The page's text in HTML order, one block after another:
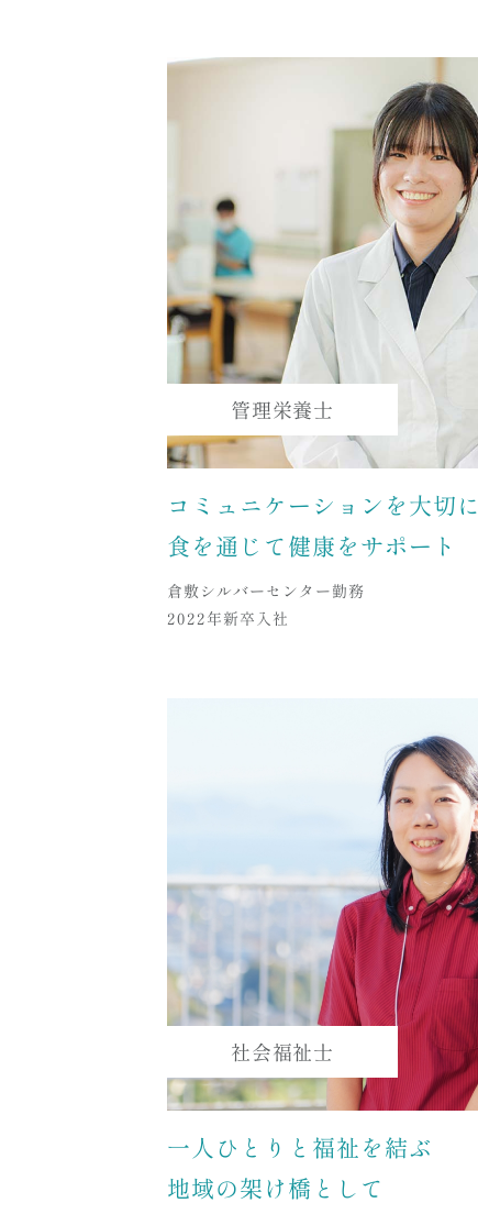
管理栄養士
コミュニケーションを大切に
食を通じて健康をサポート
倉敷シルバーセンター勤務
2022年新卒入社
社会福祉士
一人ひとりと福祉を結ぶ
地域の架け橋として